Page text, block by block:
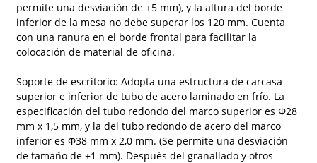
permite una desviación de ±5 mm), y la altura del borde
inferior de la mesa no debe superar los 120 mm. Cuenta
con una ranura en el borde frontal para facilitar la
colocación de material de oficina.
Soporte de escritorio: Adopta una estructura de carcasa
superior e inferior de tubo de acero laminado en frío. La
especificación del tubo redondo del marco superior es Φ28
mm x 1,5 mm, y la del tubo redondo de acero del marco
inferior es Φ38 mm x 2,0 mm. (Se permite una desviación
de tamaño de ±1 mm). Después del granallado y otros